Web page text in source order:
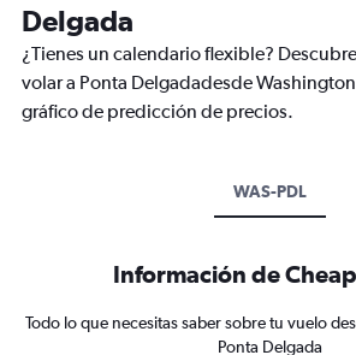
Delgada
¿Tienes un calendario flexible?
volar a Ponta Delgadadesde
gráfico de predicción de precios.
WAS-PDL
Información de
Todo lo que necesitas saber sobre tu vuelo
Ponta Delgada